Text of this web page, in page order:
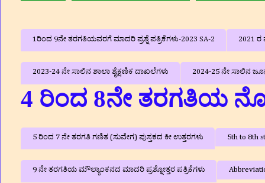
1ರಿಂದ 9ನೇ ತರಗತಿಯವರಗೆ ಮಾದರಿ ಪ್ರಶ್ನೆ ಪತ್ರಿಕೆಗಳು-2023 SA-2 2021 ರ
2023-24 ನೇ ಸಾಲಿನ ಶಾಲಾ ಶೈಕ್ಷಣಿಕ ದಾಖಲೆಗಳು 2024-25 ನೇ ಸಾಲಿನ
4 ರಿಂದ 8ನೇ ತರಗತಿಯ
5 ರಿಂದ 7 ನೇ ತರಗತಿ ಗಣಿತ (ಸುವೇಗ) ಪುಸ್ತಕದ ಕೀ ಉತ್ತರಗಳು 5th to 8th
9 ನೇ ತರಗತಿಯ ಮೌಲ್ಯಾಂಕನದ ಮಾದರಿ ಪ್ರಶ್ನೋತ್ತರ ಪತ್ರಿಕೆಗಳು